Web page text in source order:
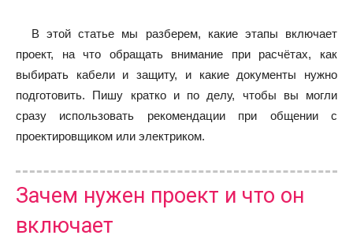
В этой статье мы разберем, какие этапы включает
проект, на что обращать внимание при расчётах, как
выбирать кабели и защиту, и какие документы нужно
подготовить. Пишу кратко и по делу, чтобы вы могли
сразу использовать рекомендации при общении с
проектировщиком или электриком.
Зачем нужен проект и что он
включает